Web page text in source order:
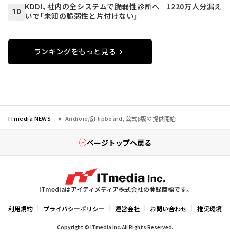
10
KDDI、社内の全システムで脆弱性診断へ 1220万人分漏え
いで「未知の脆弱性と片付けない」
ランキングをもっと見る
ITmedia NEWS Android版Flipboard、公式β版の提供開始
ページトップへ戻る
ITmediaはアイティメディア株式会社の登録商標です。
利用規約 プライバシーポリシー 運営会社 お問い合わせ 推奨環境
Copyright © ITmedia Inc. All Rights Reserved.